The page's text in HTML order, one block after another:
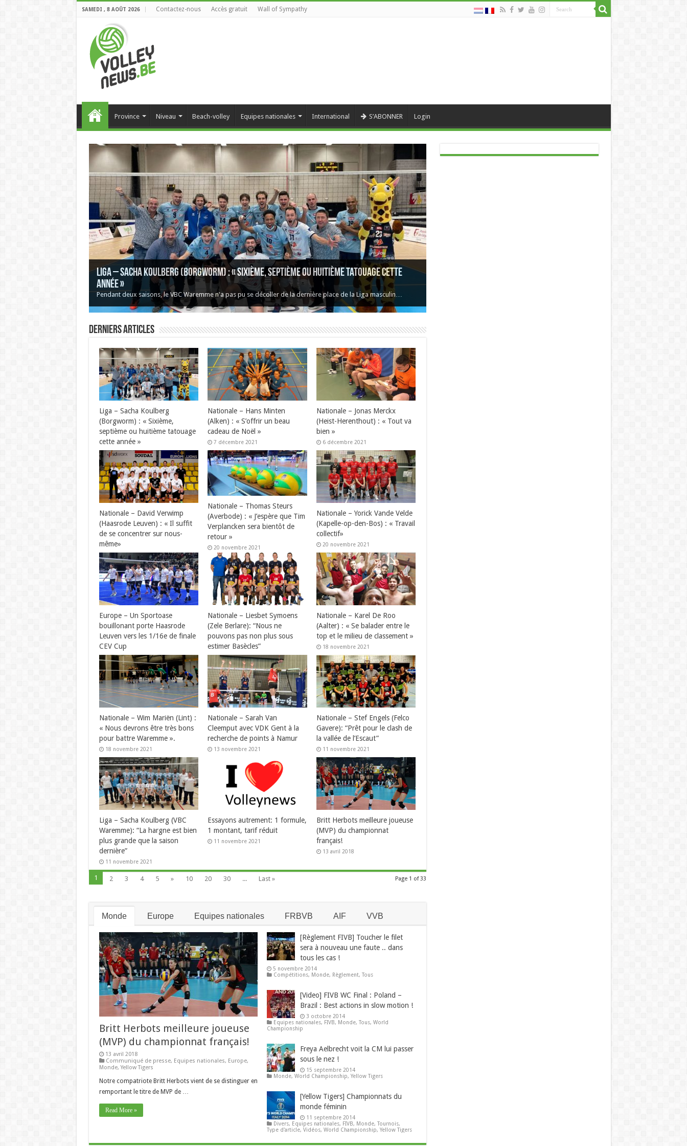
SAMEDI , 8 AOÛT 2026 Contactez-nous Accès gratuit Wall of Sympathy
Province Niveau Beach-volley Equipes nationales International S’ABONNER Login
Liga – Sacha Koulberg (Borgworm) : « Sixième, septième ou huitième tatouage cette
année »
Pendant deux saisons, le VBC Waremme n'a pas pu se décoller de la dernière place de la Liga masculin…
Derniers articles
Liga – Sacha Koulberg
(Borgworm) : « Sixième,
septième ou huitième tatouage
cette année »
3 janvier 2022
Nationale – Hans Minten
(Alken) : « S’offrir un beau
cadeau de Noël »
7 décembre 2021
Nationale – Jonas Merckx
(Heist-Herenthout) : « Tout va
bien »
6 décembre 2021
Nationale – David Verwimp
(Haasrode Leuven) : « Il suffit
de se concentrer sur nous-
même»
20 novembre 2021
Nationale – Thomas Steurs
(Averbode) : « J’espère que Tim
Verplancken sera bientôt de
retour »
20 novembre 2021
Nationale – Yorick Vande Velde
(Kapelle-op-den-Bos) : « Travail
collectif»
20 novembre 2021
Europe – Un Sportoase
bouillonant porte Haasrode
Leuven vers les 1/16e de finale
CEV Cup
20 novembre 2021
Nationale – Liesbet Symoens
(Zele Berlare): “Nous ne
pouvons pas non plus sous
estimer Basècles”
19 novembre 2021
Nationale – Karel De Roo
(Aalter) : « Se balader entre le
top et le milieu de classement »
18 novembre 2021
Nationale – Wim Mariën (Lint) :
« Nous devrons être très bons
pour battre Waremme ».
18 novembre 2021
Nationale – Sarah Van
Cleemput avec VDK Gent à la
recherche de points à Namur
13 novembre 2021
Nationale – Stef Engels (Felco
Gavere): “Prêt pour le clash de
la vallée de l’Escaut”
11 novembre 2021
Liga – Sacha Koulberg (VBC
Waremme): “La hargne est bien
plus grande que la saison
dernière”
11 novembre 2021
Essayons autrement: 1 formule,
1 montant, tarif réduit
11 novembre 2021
Britt Herbots meilleure joueuse
(MVP) du championnat
français!
13 avril 2018
Page 1 of 33
1 2 3 4 5 » 10 20 30 ... Last »
Monde Europe Equipes nationales FRBVB AIF VVB
Britt Herbots meilleure joueuse
(MVP) du championnat français!
13 avril 2018
Communiqué de presse, Equipes nationales, Europe,
Monde,Yellow Tigers
Notre compatriote Britt Herbots vient de se distinguer en
remportant le titre de MVP de …
Read More »
[Règlement FIVB] Toucher le filet
sera à nouveau une faute .. dans
tous les cas !
5 novembre 2014
Compétitions, Monde, Règlement,Tous
[Video] FIVB WC Final : Poland –
Brazil : Best actions in slow motion !
3 octobre 2014
Equipes nationales, FIVB, Monde,Tous,World
Championship
Freya Aelbrecht voit la CM lui passer
sous le nez !
15 septembre 2014
Monde,World Championship,Yellow Tigers
[Yellow Tigers] Championnats du
monde féminin
11 septembre 2014
Divers, Equipes nationales, FIVB, Monde,Tournois,
Type d'article,Vidéos,World Championship,Yellow Tigers